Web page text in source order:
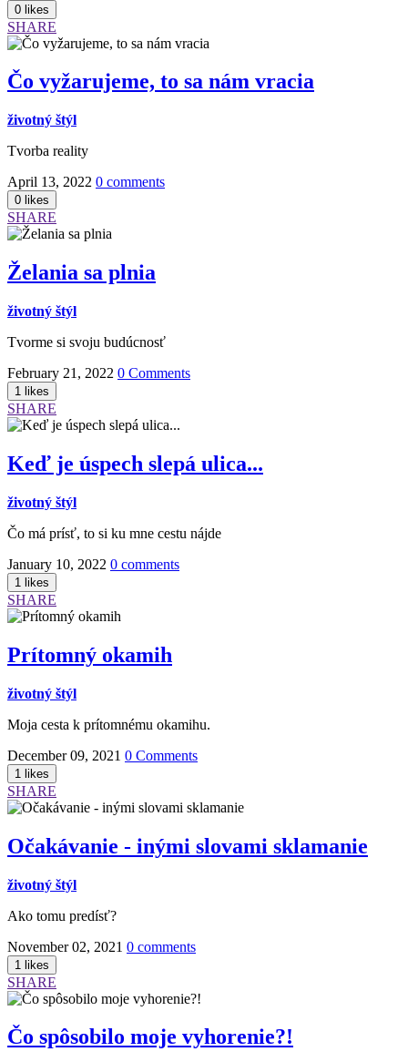
SHARE
Čo vyžarujeme, to sa nám vracia
životný štýl
Tvorba reality
April 13, 2022 0 comments
SHARE
Želania sa plnia
životný štýl
Tvorme si svoju budúcnosť
February 21, 2022 0 Comments
SHARE
Keď je úspech slepá ulica...
životný štýl
Čo má prísť, to si ku mne cestu nájde
January 10, 2022 0 comments
SHARE
Prítomný okamih
životný štýl
Moja cesta k prítomnému okamihu.
December 09, 2021 0 Comments
SHARE
Očakávanie - inými slovami sklamanie
životný štýl
Ako tomu predísť?
November 02, 2021 0 comments
SHARE
Čo spôsobilo moje vyhorenie?!